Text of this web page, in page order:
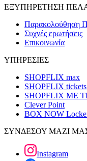
ΕΞΥΠΗΡΕΤΗΣΗ
Παρακολούθηση
Συχνές ερωτήσεις
Επικοινωνία
ΥΠΗΡΕΣΙΕΣ
SHOPFLIX max
SHOPFLIX tickets
SHOPFLIX ΜΕ
Clever Point
BOX NOW
ΣΥΝΔΕΣΟΥ ΜΑΖΙ
Instagram